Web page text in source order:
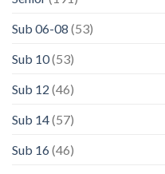
Sub 06-08 (53)
Sub 10(53)
Sub 12 (46)
Sub 14(57)
Sub 16(46)